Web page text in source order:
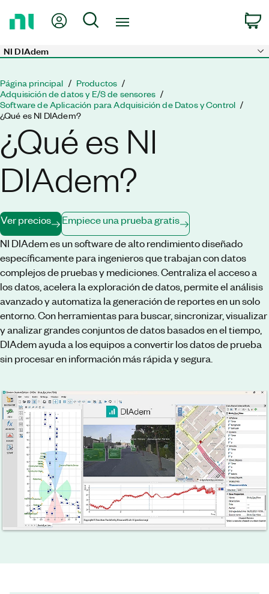
página
Mi cuentaBúsqueda
Skip to main content
NI DIAdem
Página principal
Productos
Adquisición de datos y E/S de sensores
Software de Aplicación para Adquisición de Datos y Control
¿Qué es NI DIAdem?
¿Qué es NI
DIAdem?
NI DIAdem es un software de alto rendimiento diseñado
específicamente para ingenieros que trabajan con datos
complejos de pruebas y mediciones. Centraliza el acceso a
los datos, acelera la exploración de datos, permite el análisis
avanzado y automatiza la generación de reportes en un solo
entorno. Con herramientas para buscar, sincronizar, visualizar
y analizar grandes conjuntos de datos basados en el tiempo,
DIAdem ayuda a los equipos a convertir los datos de prueba
sin procesar en información más rápida y segura.
Ver precios Empiece una prueba gratis